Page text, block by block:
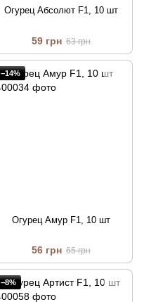
Огурец Абсолют F1, 10 шт
59 грн 63 грн
−14%
Огурец Амур F1, 10 шт
56 грн 65 грн
−8%